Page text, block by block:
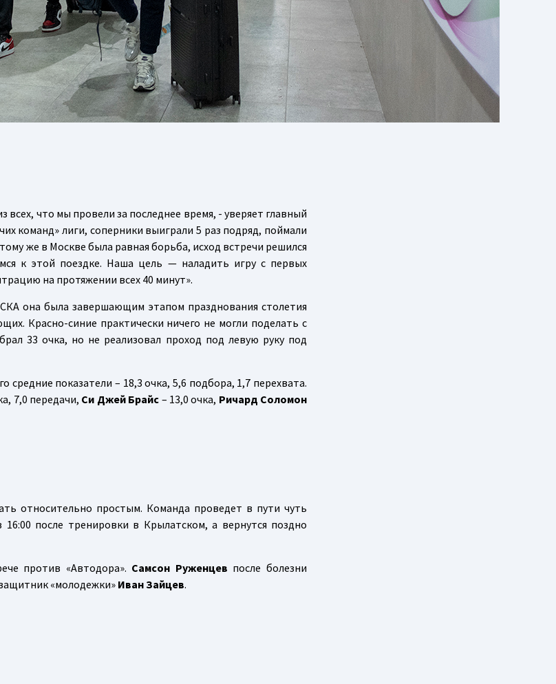
что мы провели за последнее время, - уверяет главный
команд» лиги, соперники выиграли 5 раз подряд, поймали
же в Москве была равная борьба, исход встречи решился
к этой поездке. Наша цель — наладить игру с первых
на протяжении всех 40 минут».
она была завершающим этапом празднования столетия
Красно-синие практически ничего не могли поделать с
33 очка, но не реализовал проход под левую руку под
показатели – 18,3 очка, 5,6 подбора, 1,7 перехвата.
7,0 передачи, Си Джей Брайс – 13,0 очка, Ричард Соломон
относительно простым. Команда проведет в пути чуть
после тренировки в Крылатском, а вернутся поздно
против «Автодора». Самсон Руженцев после болезни
«молодежки» Иван Зайцев.